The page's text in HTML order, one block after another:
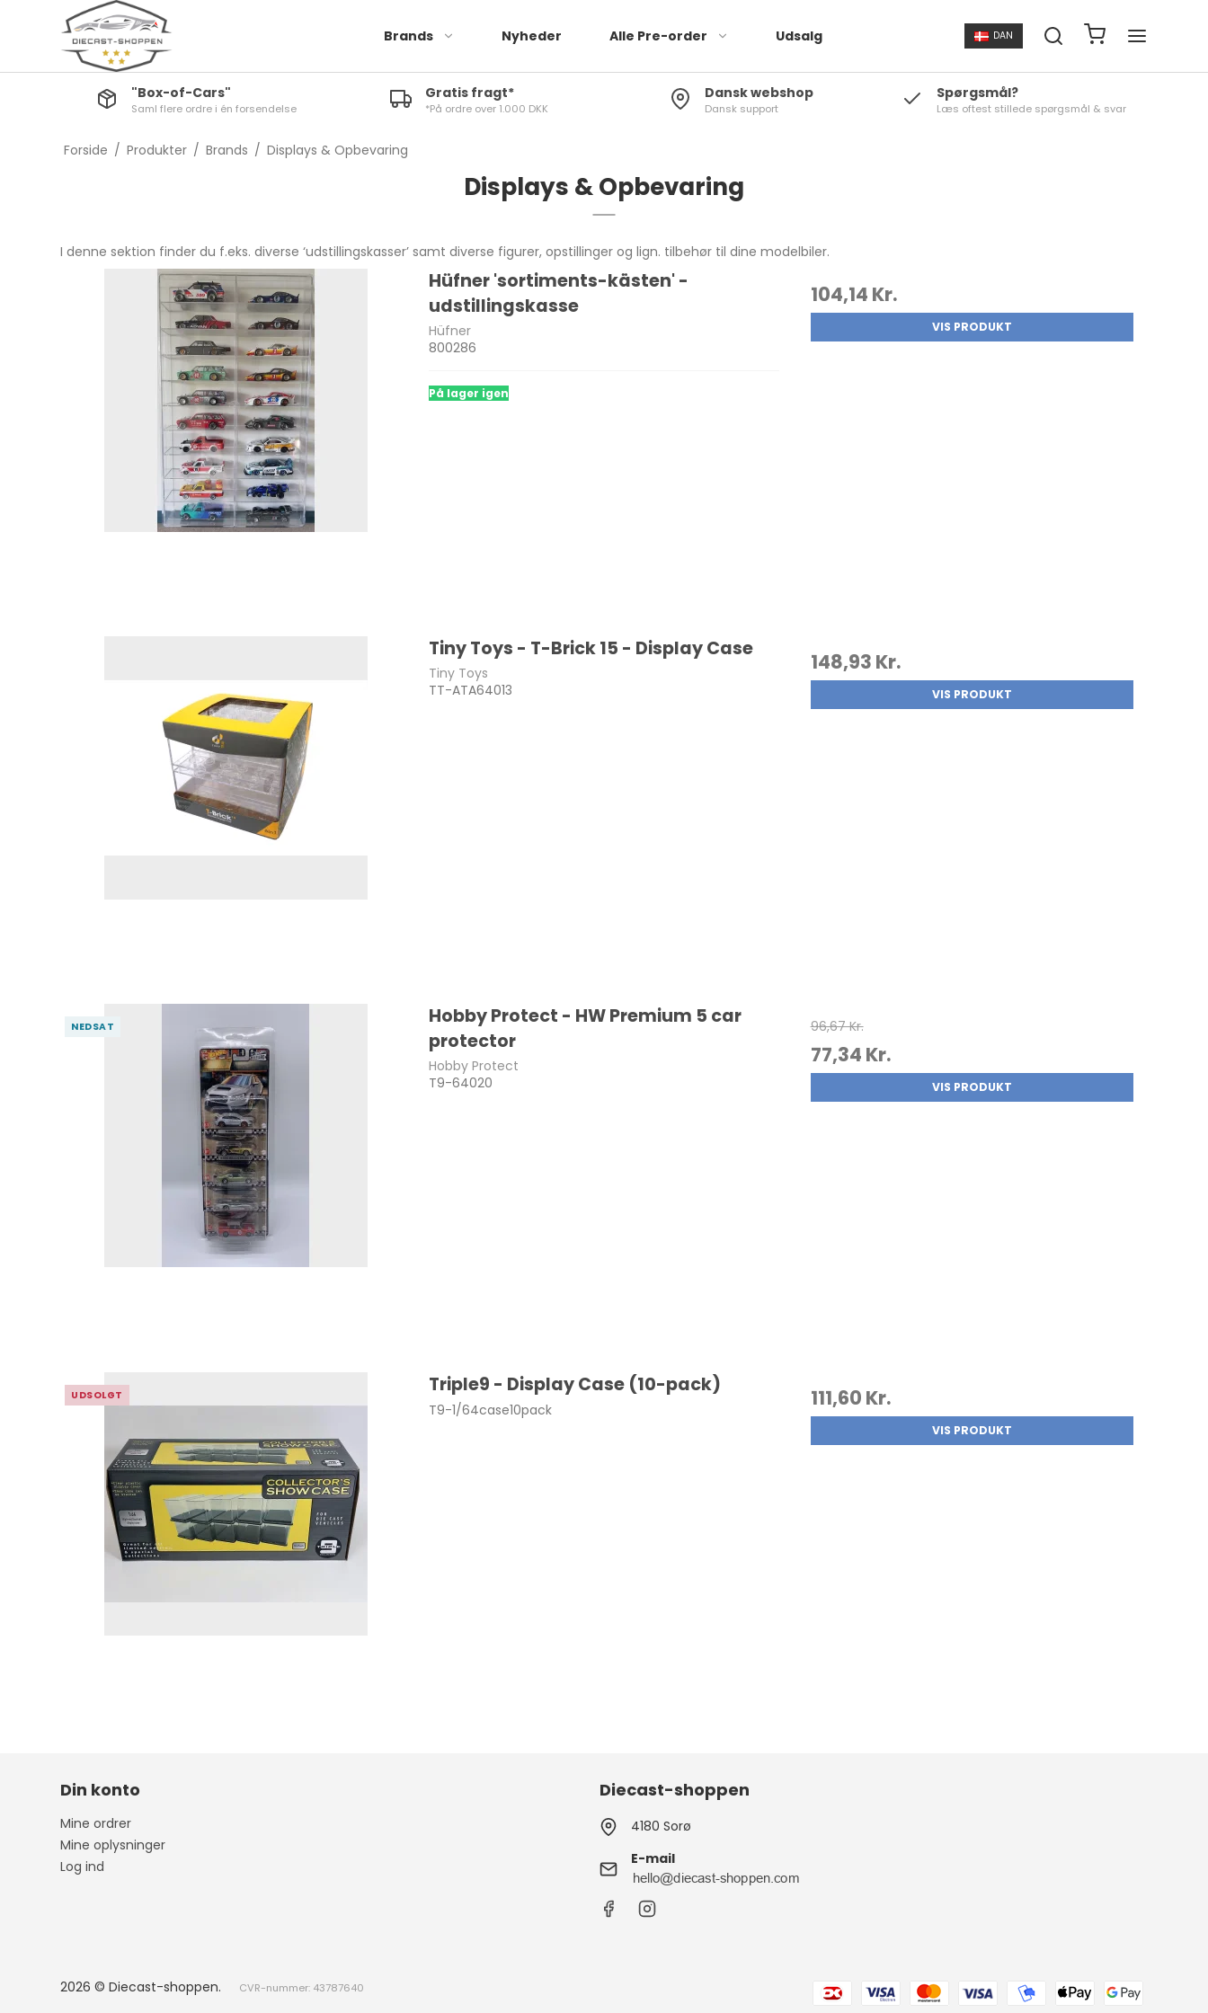
Brands
Transport
Kaido House
Power Grab
Tarmac Cards
Nyheder Alle Pre-order Udsalg DAN
"Box-of-Cars"
Saml flere ordre i én forsendelse
Gratis fragt*
*På ordre over 1.000 DKK
Dansk webshop
Dansk support
Spørgsmål?
Læs oftest stillede spørgsmål & svar
Forside / Produkter / Brands / Displays & Opbevaring
Displays & Opbevaring
I denne sektion finder du f.eks. diverse ‘udstillingskasser’ samt diverse figurer, opstillinger og lign. tilbehør til dine modelbiler.
Hüfner 'sortiments-kästen' -
udstillingskasse
Hüfner
800286
På lager igen
104,14 Kr.
VIS PRODUKT
Tiny Toys - T-Brick 15 - Display Case
Tiny Toys
TT-ATA64013
148,93 Kr.
VIS PRODUKT
NEDSAT
Hobby Protect - HW Premium 5 car
protector
Hobby Protect
T9-64020
96,67 Kr.
77,34 Kr.
VIS PRODUKT
UDSOLGT Triple9 - Display Case (10-pack)
T9-1/64case10pack 111,60 Kr.
VIS PRODUKT
Din konto
Mine ordrer
Mine oplysninger
Log ind
Diecast-shoppen
4180 Sorø
E-mail
2026 © Diecast-shoppen. CVR-nummer: 43787640